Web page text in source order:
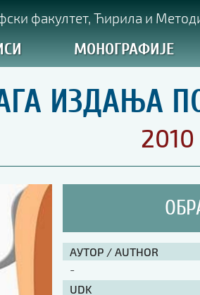
факултет, Ћирила и
МОНОГРАФИЈЕ
ИЗДАЊА
2010
АУТОР / AUTHOR
-
UDK